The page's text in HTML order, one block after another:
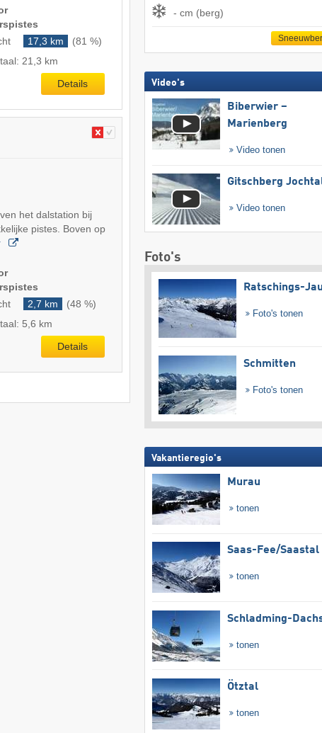
17,3 km
(81 %)
21,3 km
Details
het dalstation bij
pistes. Boven op
2,7 km
(48 %)
5,6 km
Details
- cm (berg)
Video's
Biberwier –
Marienberg
Video tonen
Gitschberg
Video tonen
Foto's
Ratschings-
Foto's tonen
Schmitten
Foto's tonen
Vakantieregio's
Murau
tonen
Saas-Fee/​Saastal
tonen
Schladming-
tonen
Ötztal
tonen